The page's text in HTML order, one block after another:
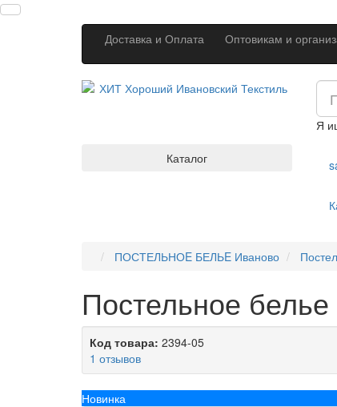
Доставка и Оплата Оптовикам и
Я
Каталог
ПОСТЕЛЬНОE БЕЛЬE Иваново
Постельное
Код товара: 2394-05
1 отзывов
Новинка